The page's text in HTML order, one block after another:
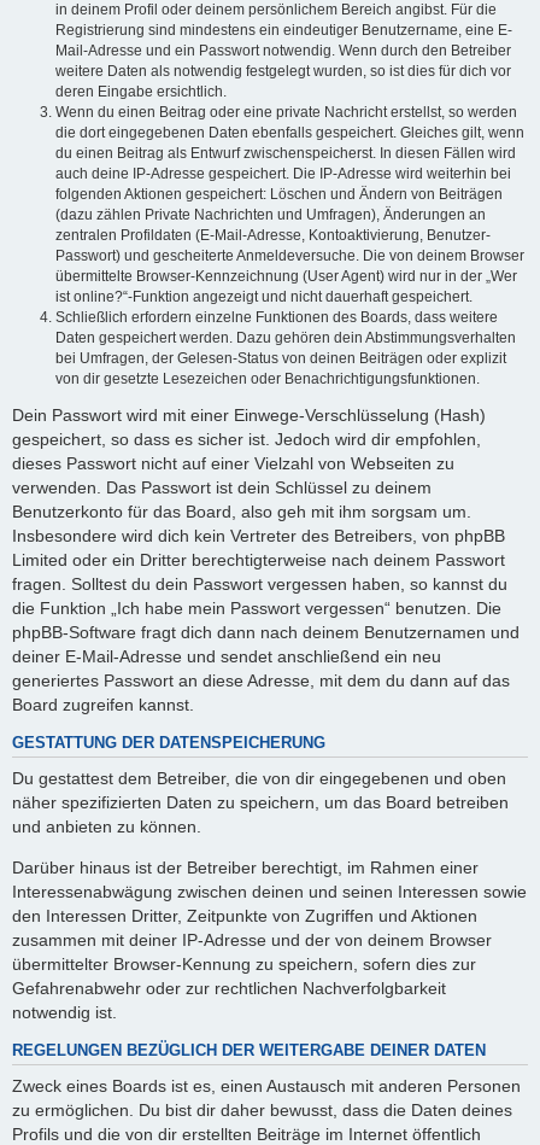
in deinem Profil oder deinem persönlichem Bereich angibst. Für die
Registrierung sind mindestens ein eindeutiger Benutzername, eine E-
Mail-Adresse und ein Passwort notwendig. Wenn durch den Betreiber
weitere Daten als notwendig festgelegt wurden, so ist dies für dich vor
deren Eingabe ersichtlich.
Wenn du einen Beitrag oder eine private Nachricht erstellst, so werden
die dort eingegebenen Daten ebenfalls gespeichert. Gleiches gilt, wenn
du einen Beitrag als Entwurf zwischenspeicherst. In diesen Fällen wird
auch deine IP-Adresse gespeichert. Die IP-Adresse wird weiterhin bei
folgenden Aktionen gespeichert: Löschen und Ändern von Beiträgen
(dazu zählen Private Nachrichten und Umfragen), Änderungen an
zentralen Profildaten (E-Mail-Adresse, Kontoaktivierung, Benutzer-
Passwort) und gescheiterte Anmeldeversuche. Die von deinem Browser
übermittelte Browser-Kennzeichnung (User Agent) wird nur in der „Wer
ist online?“-Funktion angezeigt und nicht dauerhaft gespeichert.
Schließlich erfordern einzelne Funktionen des Boards, dass weitere
Daten gespeichert werden. Dazu gehören dein Abstimmungsverhalten
bei Umfragen, der Gelesen-Status von deinen Beiträgen oder explizit
von dir gesetzte Lesezeichen oder Benachrichtigungsfunktionen.
Dein Passwort wird mit einer Einwege-Verschlüsselung (Hash)
gespeichert, so dass es sicher ist. Jedoch wird dir empfohlen,
dieses Passwort nicht auf einer Vielzahl von Webseiten zu
verwenden. Das Passwort ist dein Schlüssel zu deinem
Benutzerkonto für das Board, also geh mit ihm sorgsam um.
Insbesondere wird dich kein Vertreter des Betreibers, von phpBB
Limited oder ein Dritter berechtigterweise nach deinem Passwort
fragen. Solltest du dein Passwort vergessen haben, so kannst du
die Funktion „Ich habe mein Passwort vergessen“ benutzen. Die
phpBB-Software fragt dich dann nach deinem Benutzernamen und
deiner E-Mail-Adresse und sendet anschließend ein neu
generiertes Passwort an diese Adresse, mit dem du dann auf das
Board zugreifen kannst.
GESTATTUNG DER DATENSPEICHERUNG
Du gestattest dem Betreiber, die von dir eingegebenen und oben
näher spezifizierten Daten zu speichern, um das Board betreiben
und anbieten zu können.
Darüber hinaus ist der Betreiber berechtigt, im Rahmen einer
Interessenabwägung zwischen deinen und seinen Interessen sowie
den Interessen Dritter, Zeitpunkte von Zugriffen und Aktionen
zusammen mit deiner IP-Adresse und der von deinem Browser
übermittelter Browser-Kennung zu speichern, sofern dies zur
Gefahrenabwehr oder zur rechtlichen Nachverfolgbarkeit
notwendig ist.
REGELUNGEN BEZÜGLICH DER WEITERGABE DEINER DATEN
Zweck eines Boards ist es, einen Austausch mit anderen Personen
zu ermöglichen. Du bist dir daher bewusst, dass die Daten deines
Profils und die von dir erstellten Beiträge im Internet öffentlich